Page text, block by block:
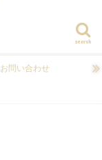
search
お問い合わせ